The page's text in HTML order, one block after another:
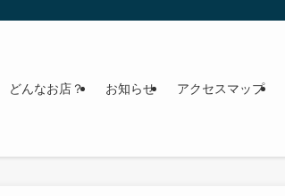
どんなお店？ お知らせ アクセスマップ